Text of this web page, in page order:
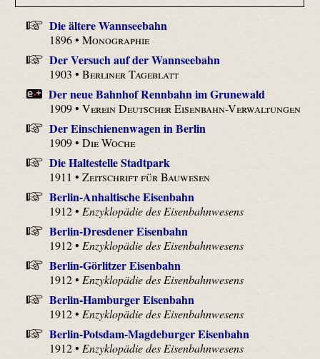
Die ältere Wannseebahn
1896 •Monographie
Der Versuch auf der Wannseebahn
1903 •Berliner Tageblatt
Der neue Bahnhof Rennbahn im Grunewald
1909 •Verein Deutscher Eisenbahn-Verwaltungen
Der Einschienenwagen in Berlin
1909 •Die Woche
Die Haltestelle Stadtpark
1911 •Zeitschrift für Bauwesen
Berlin-Anhaltische Eisenbahn
1912 • Enzyklopädie des Eisenbahnwesens
Berlin-Dresdener Eisenbahn
1912 • Enzyklopädie des Eisenbahnwesens
Berlin-Görlitzer Eisenbahn
1912 • Enzyklopädie des Eisenbahnwesens
Berlin-Hamburger Eisenbahn
1912 • Enzyklopädie des Eisenbahnwesens
Berlin-Potsdam-Magdeburger Eisenbahn
1912 • Enzyklopädie des Eisenbahnwesens